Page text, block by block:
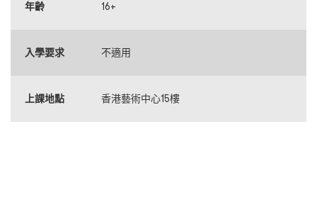
年齡 16+
入學要求 不適用
上課地點 香港藝術中心15樓